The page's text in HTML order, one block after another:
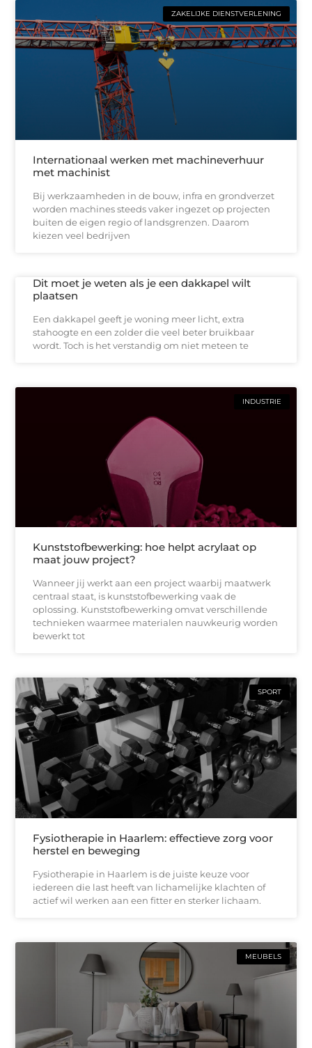
ZAKELIJKE DIENSTVERLENING
Internationaal werken met machineverhuur
met machinist
Bij werkzaamheden in de bouw, infra en grondverzet
worden machines steeds vaker ingezet op projecten
buiten de eigen regio of landsgrenzen. Daarom
kiezen veel bedrijven
Dit moet je weten als je een dakkapel wilt
plaatsen
Een dakkapel geeft je woning meer licht, extra
stahoogte en een zolder die veel beter bruikbaar
wordt. Toch is het verstandig om niet meteen te
INDUSTRIE
Kunststofbewerking: hoe helpt acrylaat op
maat jouw project?
Wanneer jij werkt aan een project waarbij maatwerk
centraal staat, is kunststofbewerking vaak de
oplossing. Kunststofbewerking omvat verschillende
technieken waarmee materialen nauwkeurig worden
bewerkt tot
SPORT
Fysiotherapie in Haarlem: effectieve zorg voor
herstel en beweging
Fysiotherapie in Haarlem is de juiste keuze voor
iedereen die last heeft van lichamelijke klachten of
actief wil werken aan een fitter en sterker lichaam.
MEUBELS